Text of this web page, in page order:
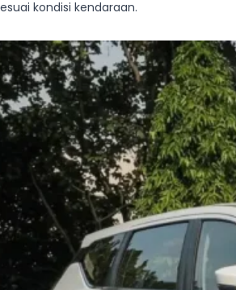
kondisi kendaraan.